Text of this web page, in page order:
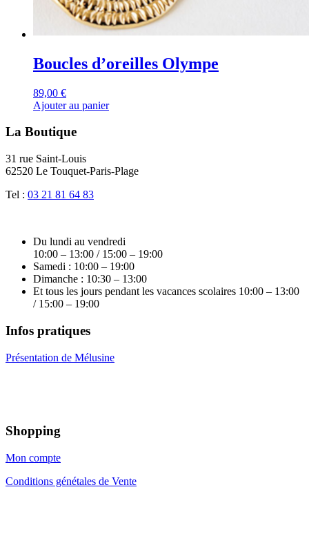
Boucles d’oreilles Olympe
89,00 €
Ajouter au panier
La Boutique
31 rue Saint-Louis
62520 Le Touquet-Paris-Plage
Tel : 03 21 81 64 83
Du lundi au vendredi
10:00 – 13:00 / 15:00 – 19:00
Samedi : 10:00 – 19:00
Dimanche : 10:30 – 13:00
Et tous les jours pendant les vacances scolaires 10:00 – 13:00
/ 15:00 – 19:00
Infos pratiques
Présentation de Mélusine
Shopping
Mon compte
Conditions génétales de Vente